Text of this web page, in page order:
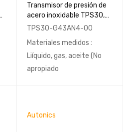
Transmisor de presión de
acero inoxidable TPS30,
de 0 a 0.1Mpa
AUTONICS
TPS30-G43AN4-00
Materiales medidos :
Liíquido, gas, aceite (No
apropiado
Autonics